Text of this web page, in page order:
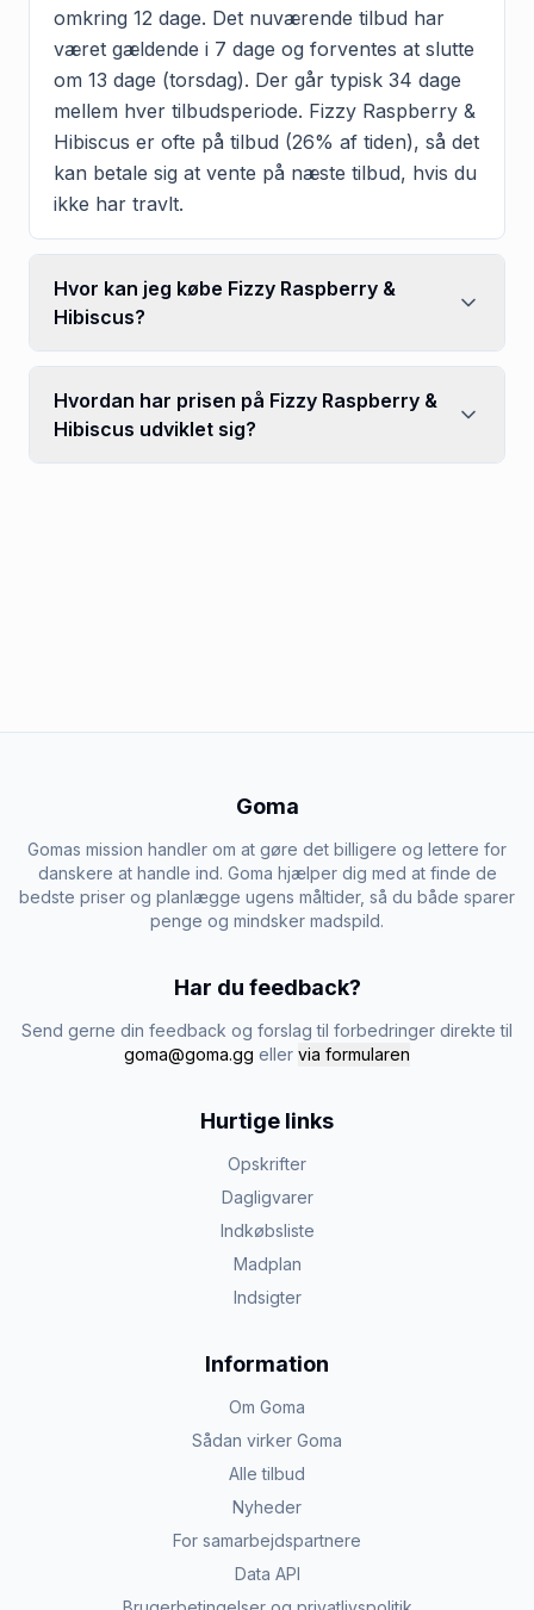
omkring 12 dage. Det nuværende tilbud har
været gældende i 7 dage og forventes at slutte
om 13 dage (torsdag). Der går typisk 34 dage
mellem hver tilbudsperiode. Fizzy Raspberry &
Hibiscus er ofte på tilbud (26% af tiden), så det
kan betale sig at vente på næste tilbud, hvis du
ikke har travlt.
Hvor kan jeg købe Fizzy Raspberry &
Hibiscus?
Hvordan har prisen på Fizzy Raspberry &
Hibiscus udviklet sig?
Goma
Gomas mission handler om at gøre det billigere og lettere for
danskere at handle ind. Goma hjælper dig med at finde de
bedste priser og planlægge ugens måltider, så du både sparer
penge og mindsker madspild.
Har du feedback?
Send gerne din feedback og forslag til forbedringer direkte til
goma@goma.gg eller via formularen
Hurtige links
Opskrifter
Dagligvarer
Indkøbsliste
Madplan
Indsigter
Information
Om Goma
Sådan virker Goma
Alle tilbud
Nyheder
For samarbejdspartnere
Data API